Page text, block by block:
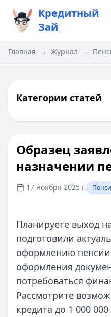
Кредитный
Зай
Главная → Журнал →
Категории статей
Образец
назначении
17 ноября 2025 г.
Планируете выход
подготовили
оформлению пенсии
оформления
потребоваться
Рассмотрите
кредита до 1 000